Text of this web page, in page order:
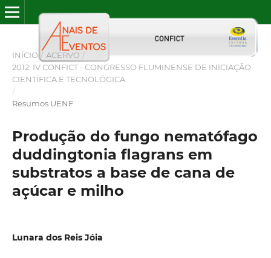
INÍCIO / ACERVO /
2012: IV CONFICT - CONGRESSO FLUMINENSE DE INICIAÇÃO
CIENTÍFICA E TECNOLÓGICA
/
Resumos UENF
Produção do fungo nematófago
duddingtonia flagrans em
substratos a base de cana de
açúcar e milho
Lunara dos Reis Jóia